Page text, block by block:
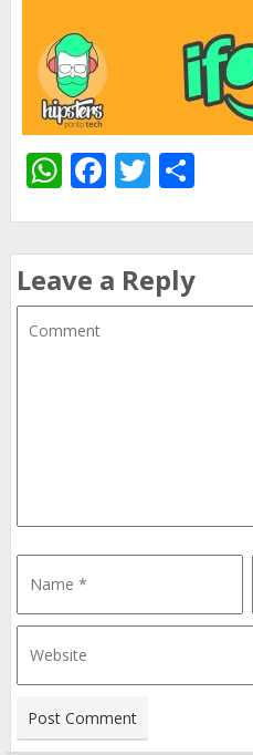
WhatsApp
Facebook
Twitter
Leave a Reply